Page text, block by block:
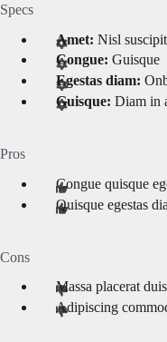
Specs
Amet: Nisl suscipit
Congue: Guisque
Egestas diam:
Guisque: Diam in
Pros
Congue quisque
Quisque egestas
Cons
Massa placerat
Adipiscing